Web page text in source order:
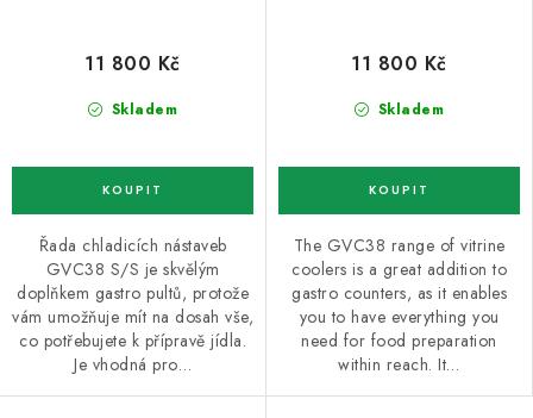
Skladem
11 800 Kč
Řada chladicích nástaveb
GVC38 S/S je skvělým
doplňkem gastro pultů, protože
vám umožňuje mít na dosah vše,
co potřebujete k přípravě jídla.
Je vhodná pro…
Skladem
11 800 Kč
The GVC38 range of vitrine
coolers is a great addition to
gastro counters, as it enables
you to have everything you
need for food preparation
within reach. It…